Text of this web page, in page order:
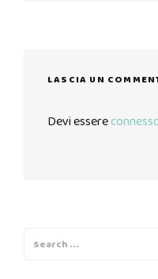
LASCIA UN
Devi essere
for: